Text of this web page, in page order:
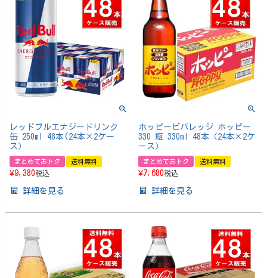
レッドブルエナジードリンク
缶 250ml 48本(24本×2ケー
ス）
まとめておトク 送料無料
¥9,380税込
詳細を見る
ホッピービバレッジ ホッピー
330 瓶 330ml 48本（24本×2ケ
ース）
まとめておトク 送料無料
¥7,680税込
詳細を見る